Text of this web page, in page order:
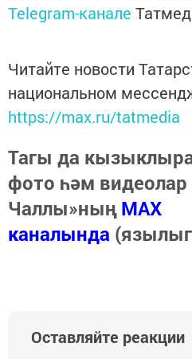
Telegram-канале
Читайте новости
национальном
https://max.ru/tatmedia
Тагы да
фото һәм
Чаллы»ныңMAX
каналында
Оставляйте реакции